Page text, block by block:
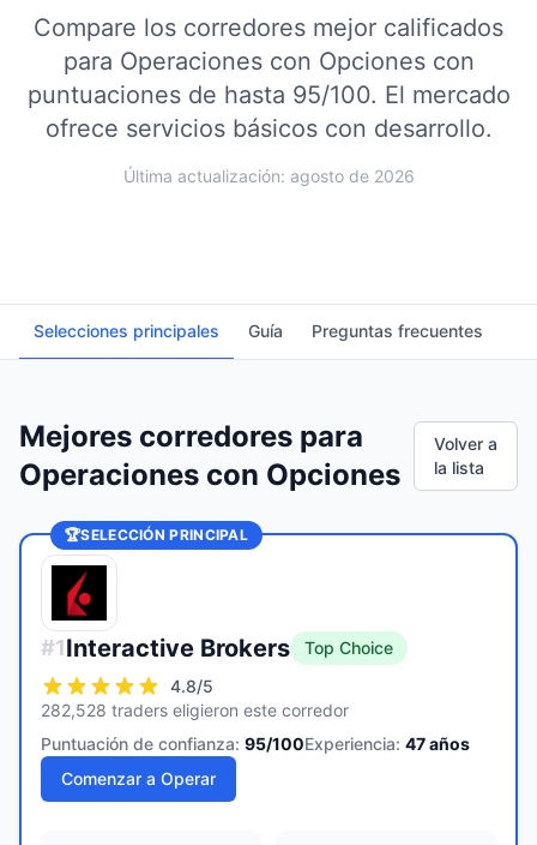
Compare los corredores mejor calificados
para Operaciones con Opciones con
puntuaciones de hasta 95/100. El mercado
ofrece servicios básicos con desarrollo.
Última actualización: agosto de 2026
Selecciones principales Guía Preguntas frecuentes
Mejores corredores para
Operaciones con Opciones
Volver a
la lista
🏆SELECCIÓN PRINCIPAL
#1Interactive Brokers
Top Choice
4.8/5
282,528 traders eligieron este corredor
Puntuación de confianza: 95/100Experiencia: 47años
Comenzar a Operar